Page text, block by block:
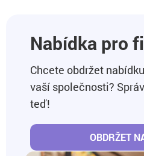
Nabídka pro
Chcete obdržet
vaší společnosti?
teď!
OBDRŽET